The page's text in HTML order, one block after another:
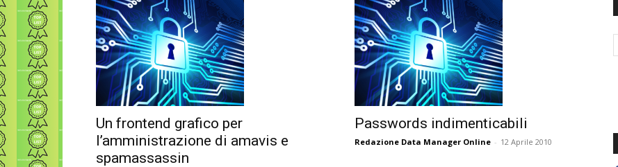
Un frontend grafico per
l’amministrazione di amavis e
spamassassin
Passwords indimenticabili
Redazione Data Manager Online - 12 Aprile 2010